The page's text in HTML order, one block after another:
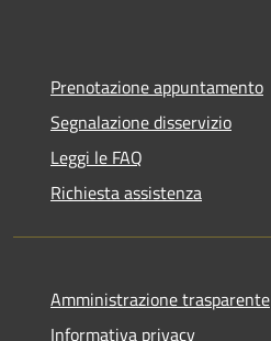
Prenotazione appuntamento
Segnalazione disservizio
Leggi le FAQ
Richiesta assistenza
Amministrazione trasparente
Informativa privacy